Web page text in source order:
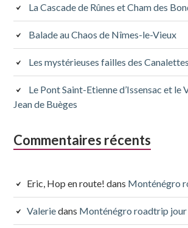
La Cascade de Rûnes et Cham des
Balade au Chaos de Nîmes-le-Vieux
Les mystérieuses failles des Canalettes
Le Pont Saint-Etienne d’Issensac et le
Jean de Buèges
Commentaires récents
Eric, Hop en route! dans Monténégro
Valeriedans Monténégro roadtrip jour